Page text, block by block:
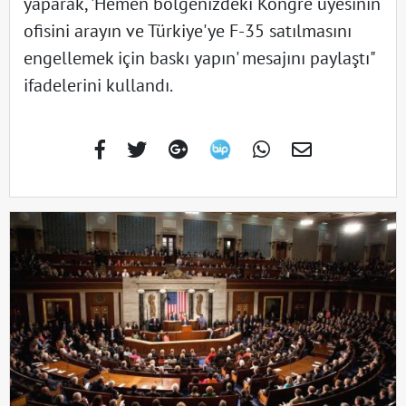
ofisini arayın ve Türkiye'ye F-35 satılmasını
engellemek için baskı yapın' mesajını paylaştı"
ifadelerini kullandı.